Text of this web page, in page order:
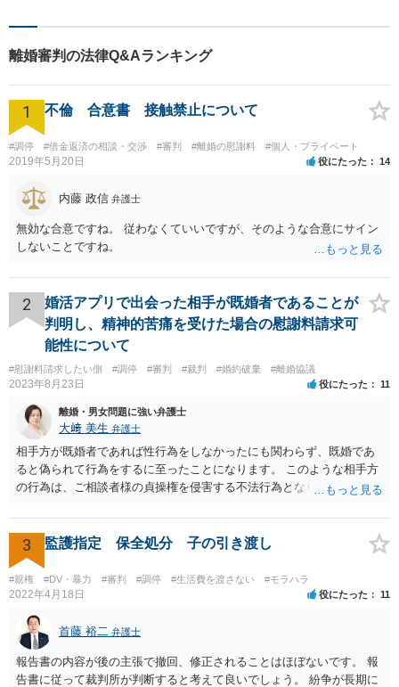
もお気軽にお越しください。
【法テラスの無料相談対応】
【ＷＥＢ予約可】【完全個
室】
離婚審判の法律Q&Aランキング
1 不倫 合意書 接触禁止について
#調停 #借金返済の相談・交渉 #審判 #離婚の慰謝料 #個人・プライベート
2019年5月20日 役にたった 14
内藤 政信 弁護士
無効な合意ですね。 従わなくていいですが、そのような合意にサイン
しないことですね。
2
婚活アプリで出会った相手が既婚者であることが
判明し、精神的苦痛を受けた場合の慰謝料請求可
能性について
#慰謝料請求したい側 #調停 #審判 #裁判 #婚約破棄 #離婚協議
2023年8月23日 役にたった 11
離婚・男女問題に強い弁護士
大﨑 美生 弁護士
相手方が既婚者であれば性行為をしなかったにも関わらず、既婚であ
ると偽られて行為をするに至ったことになります。 このような相手方
の行為は、ご相談者様の貞操権を侵害する不法行為となりますので、
ませんが、上記は性行為があったことを前提としています） 弁護士に
依頼されると、相手方の住民票を取得することができます。 請求する
慰謝料の額含め、一度弁護士にご相談されると良いと思います。
3 監護指定 保全処分 子の引き渡し
#親権 #DV・暴力 #審判 #調停 #生活費を渡さない #モラハラ
2022年4月18日 役にたった 11
首藤 裕二 弁護士
報告書の内容が後の主張で撤回、修正されることはほぼないです。 報
告書に従って裁判所が判断すると考えて良いでしょう。 紛争が長期に